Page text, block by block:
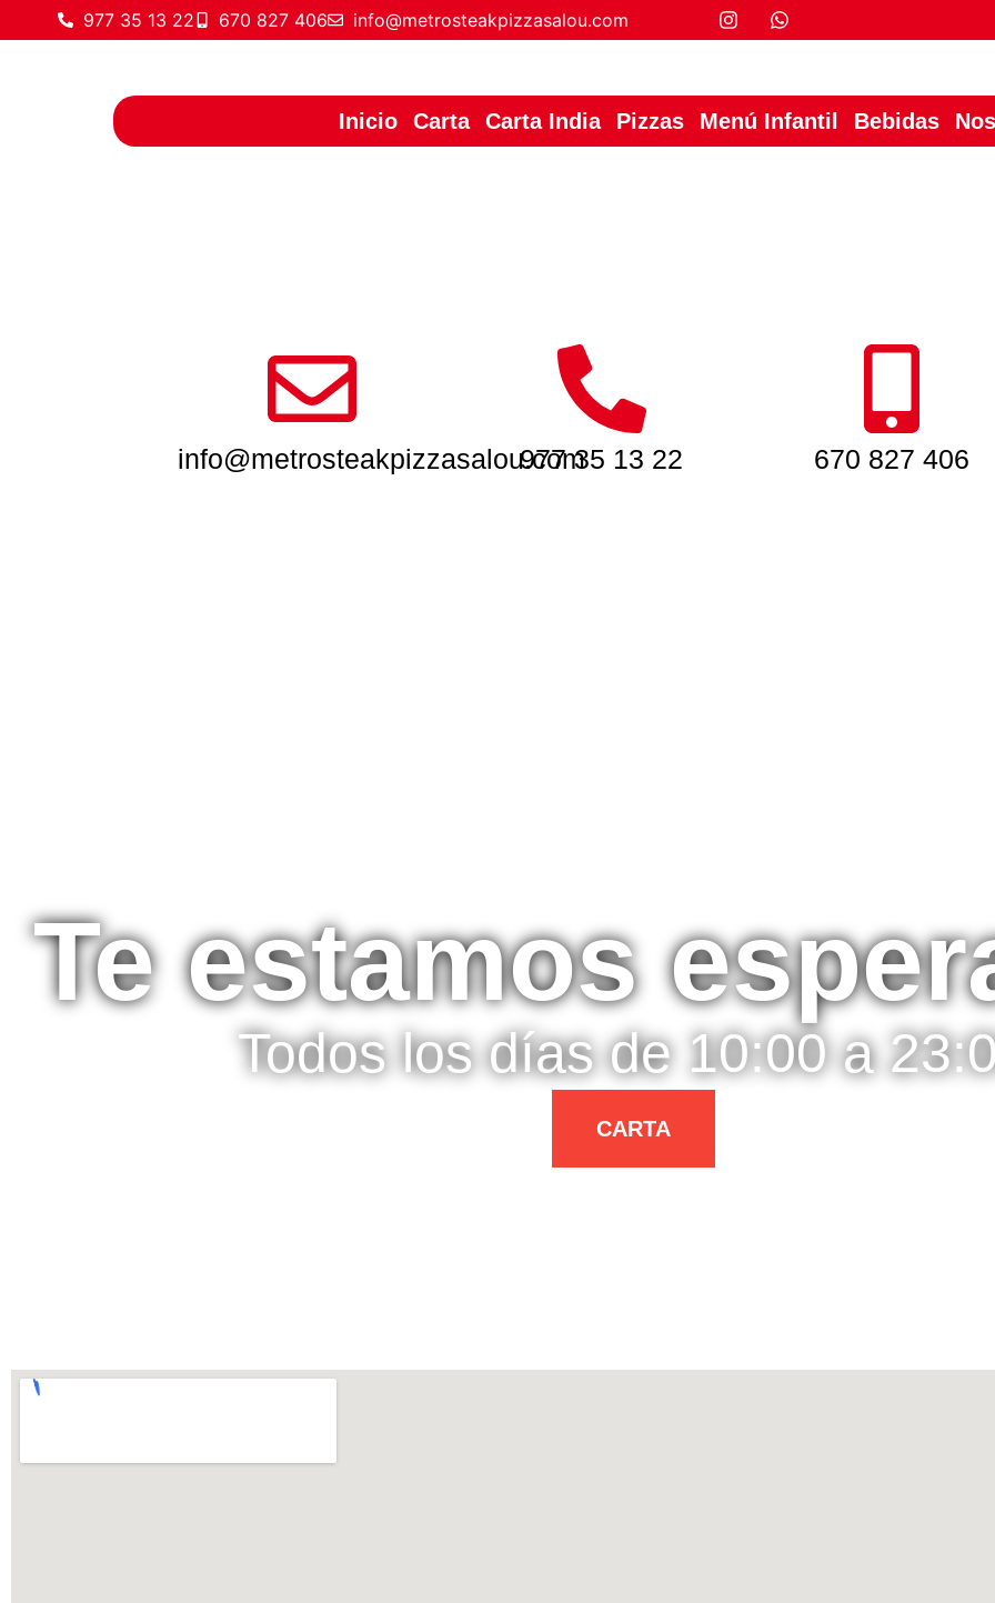
977 35 13 22 670 827 406 info@metrosteakpizzasalou.com
Inicio Carta Carta India Pizzas Menú Infantil Bebidas
info@metrosteakpizzasalou.com977 35 13 22 670 827 406
Te estamos
Todos los días de 10:00 a
CARTA